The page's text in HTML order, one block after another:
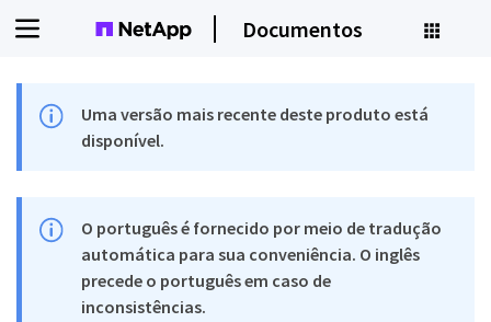
Documentos
Uma versão mais recente deste produto está
disponível.
O português é fornecido por meio de tradução
automática para sua conveniência. O inglês
precede o português em caso de
inconsistências.